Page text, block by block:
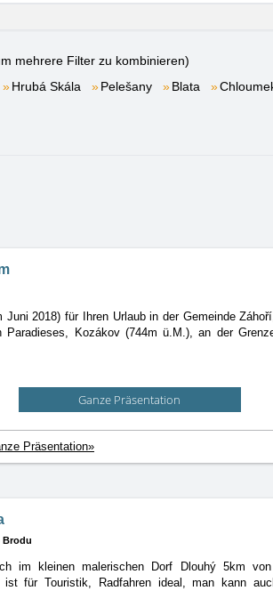
mehrere Filter zu kombinieren)
Hrubá Skála Pelešany Blata
Juni 2018) für Ihren Urlaub in der Gemeinde
Paradieses, Kozákov (744m ü.M.), an der
Ganze Präsentation
Präsentation»
Brodu
im kleinen malerischen Dorf Dlouhý 5km
ist für Touristik, Radfahren ideal, man kann